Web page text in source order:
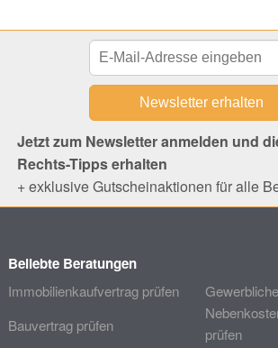
Jetzt zum Newsletter anmelden und
Rechts-Tipps erhalten
+ exklusive Gutscheinaktionen für alle
Beliebte Beratungen
Immobilienkaufvertrag prüfen
Bauvertrag prüfen
Gewerbliche
prüfen